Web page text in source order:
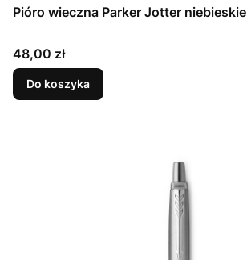
Pióro wieczna Parker Jotter niebieskie
Cena
48,00 zł
Do koszyka